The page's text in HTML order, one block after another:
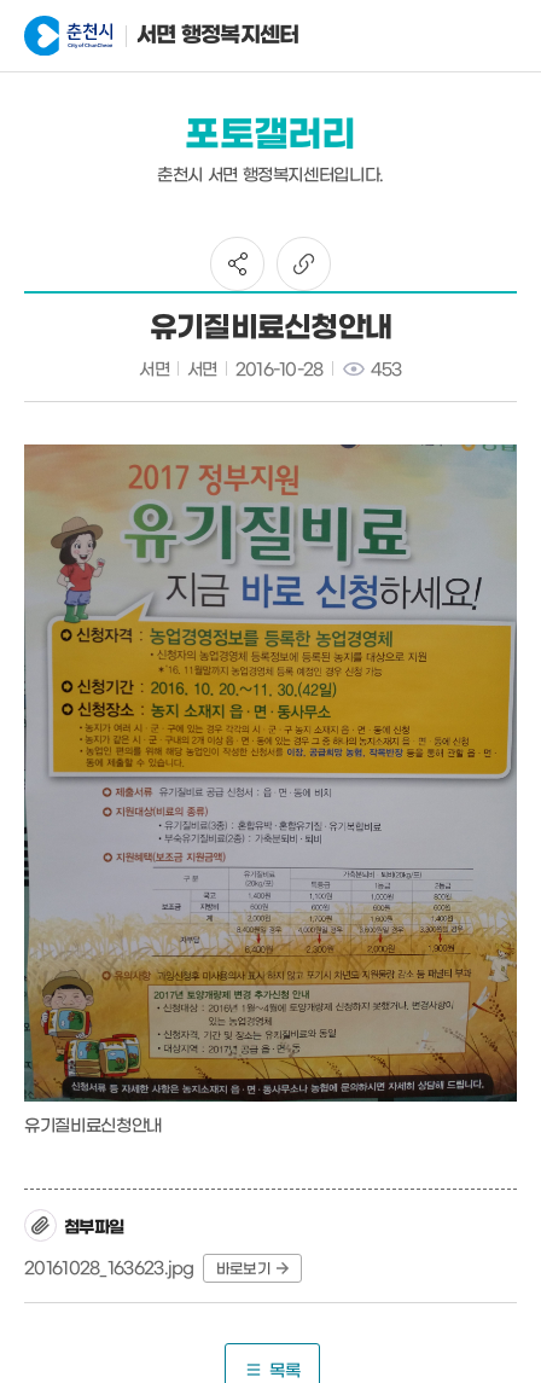
서면 행정복지센터
포토갤러리
춘천시 서면 행정복지센터입니다.
유기질비료신청안내
서면 서면 2016-10-28 453
유기질비료신청안내
첨부파일
20161028_163623.jpg
바로보기
목록